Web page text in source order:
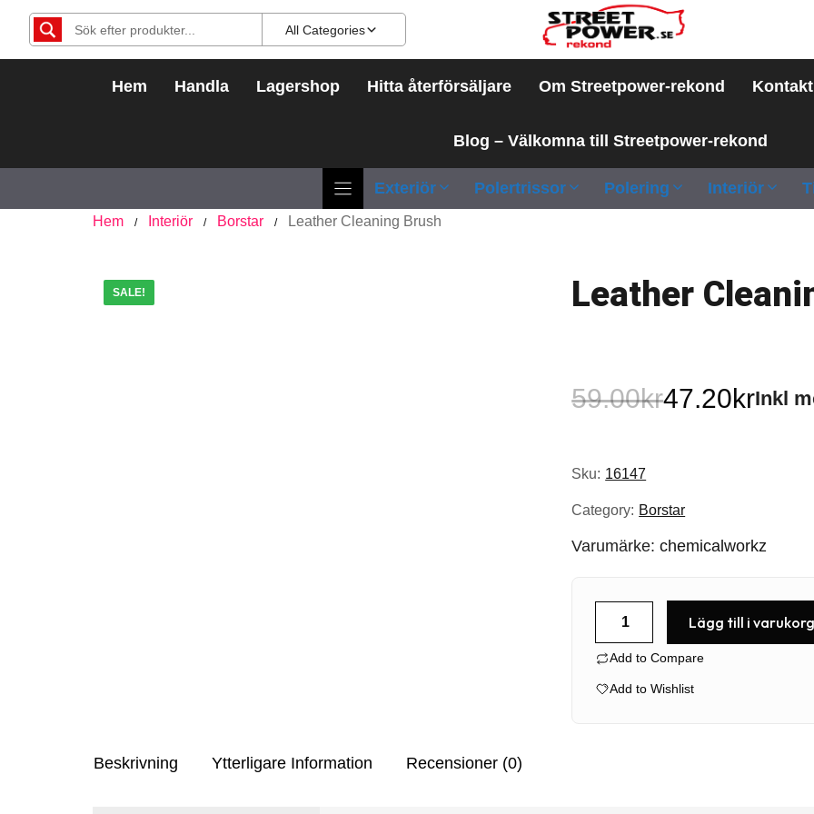
Hoppa
innehåll
All Categories
Hem Handla Lagershop Hitta återförsäljare Om Streetpower-rekond Kontakt
Blog – Välkomna till Streetpower-rekond
Exteriör Polertrissor Polering Interiör
Hem / Interiör / Borstar / Leather Cleaning Brush
SALE! Leather
59.00kr
Det
var:
47.20kr
Det
är:
Inkl
Sku: 16147
Category: Borstar
Varumärke:chemicalworkz
Leather
Brush
mängd
Lägg till i
Add to Compare
Add to Wishlist
Beskrivning Ytterligare Information Recensioner (0)